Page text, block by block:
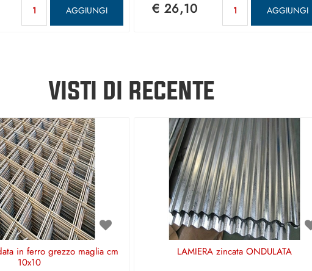
AGGIUNGI € 26,10 AGGIUNGI
VISTI DI RECENTE
in ferro grezzo maglia cm
10x10
LAMIERA zincata ONDULATA